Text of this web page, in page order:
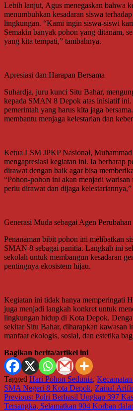
Lebih lanjut, Agus menegaskan bahwa
menumbuhkan kesadaran siswa
lingkungan. “Kami ingin siswa-siswi
Semakin banyak pohon yang ditanam,
yang kita tempati,” tambahnya.
Apresiasi dan Harapan Bersama
Suhardja, juru kunci Situ Bahar,
kepada SMAN 8 Depok atas inisiatif ini.
pemerintah yang harus kita jaga
membantu menjaga kelestarian dan
Ketua LSM JPKP Nasional,
mengapresiasi kegiatan ini. Ia berharap
dirawat dengan baik agar bisa
“Pohon-pohon ini akan menjadi
perlu dirawat dan dijaga kelestariannya,”
Generasi Muda sebagai Agen Perubahan
Penanaman bibit pohon ini melibatkan
SMAN 8 sebagai panitia. Langkah ini
sekolah untuk membangun kesadaran
pentingnya ekosistem hijau.
Kegiatan ini tidak hanya memperingati
juga menjadi langkah konkret untuk
lingkungan hidup di Kota Depok.
sekitar Situ Bahar, diharapkan kawasan
manfaat ekologis, sosial, dan estetika
Bagikan berita/artikel ini
Tagged Hari Pohon Sedunia,
SMA Negeri 8 Kota Depok, Zainal
Navigasi
Previous: Polri Berhasil Ungkap 397
Tersangka, Selamatkan 904 Korban